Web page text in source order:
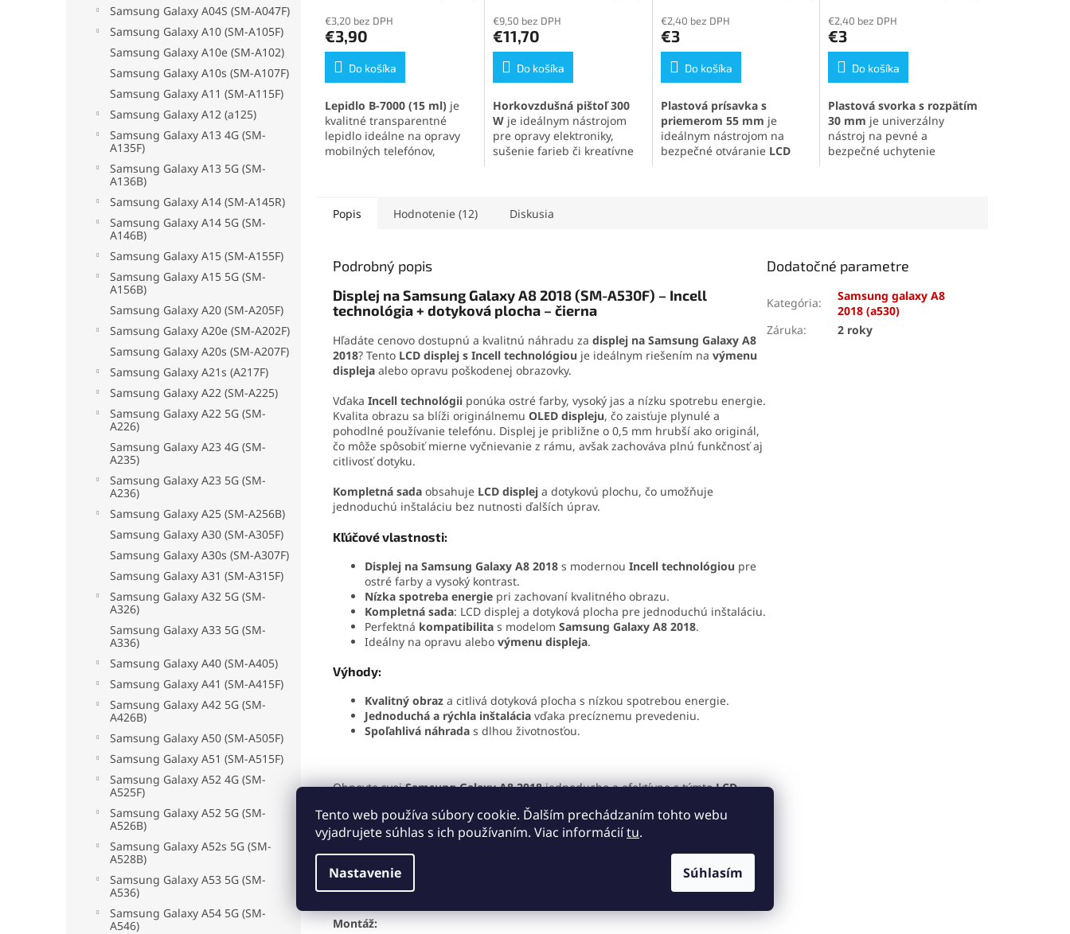
Tento web používa súbory cookie. Ďalším prechádzaním tohto webu
vyjadrujete súhlas s ich používaním. Viac informáciítu.
Nastavenie Súhlasím
Samsung Galaxy A04S (SM-A047F)
Samsung Galaxy A10 (SM-A105F)
Samsung Galaxy A10e (SM-A102)
Samsung Galaxy A10s (SM-A107F)
Samsung Galaxy A11 (SM-A115F)
Samsung Galaxy A12 (a125)
Samsung Galaxy A13 4G (SM-
A135F)
Samsung Galaxy A13 5G (SM-
A136B)
Samsung Galaxy A14 (SM-A145R)
Samsung Galaxy A14 5G (SM-
A146B)
Samsung Galaxy A15 (SM-A155F)
Samsung Galaxy A15 5G (SM-
A156B)
Samsung Galaxy A20 (SM-A205F)
Samsung Galaxy A20e (SM-A202F)
Samsung Galaxy A20s (SM-A207F)
Samsung Galaxy A21s (A217F)
Samsung Galaxy A22 (SM-A225)
Samsung Galaxy A22 5G (SM-
A226)
Samsung Galaxy A23 4G (SM-
A235)
Samsung Galaxy A23 5G (SM-
A236)
Samsung Galaxy A25 (SM-A256B)
Samsung Galaxy A30 (SM-A305F)
Samsung Galaxy A30s (SM-A307F)
Samsung Galaxy A31 (SM-A315F)
Samsung Galaxy A32 5G (SM-
A326)
Samsung Galaxy A33 5G (SM-
A336)
Samsung Galaxy A40 (SM-A405)
Samsung Galaxy A41 (SM-A415F)
Samsung Galaxy A42 5G (SM-
A426B)
Samsung Galaxy A50 (SM-A505F)
Samsung Galaxy A51 (SM-A515F)
Samsung Galaxy A52 4G (SM-
A525F)
Samsung Galaxy A52 5G (SM-
A526B)
Samsung Galaxy A52s 5G (SM-
A528B)
Samsung Galaxy A53 5G (SM-
A536)
Samsung Galaxy A54 5G (SM-
A546)
produktu
je
5,0
5
hviezdičiek.
€3,20 bez DPH
€3,90
Do košíka
Lepidlo B-7000 (15 ml) je
kvalitné transparentné
lepidlo ideálne na opravy
mobilných telefónov,
odoláva otrasom, vode aj
drobné súčiastky.
produktu
je
4,8
5
hviezdičiek.
€9,50 bez DPH
€11,70
Do košíka
Horkovzdušná pištoľ 300
Wje ideálnym nástrojom
pre opravy elektroniky,
sušenie farieb či kreatívne
pripravená na použitie. Je
produktu
je
5,0
5
hviezdičiek.
€2,40 bez DPH
€3
Do košíka
Plastová prísavka s
priemerom 55 mm je
ideálnym nástrojom na
bezpečné otváranie LCD
jednoduchú manipuláciu.
produktu
je
5,0
5
hviezdičiek.
€2,40 bez DPH
€3
Do košíka
Plastová svorka s rozpätím
30 mm je univerzálny
nástroj na pevné a
bezpečné uchytenie
rukoväť zaisťujú pohodlné a
Popis Hodnotenie (12) Diskusia
Podrobný popis
Displej na Samsung Galaxy A8 2018 (SM-A530F) – Incell
technológia + dotyková plocha – čierna
Hľadáte cenovo dostupnú a kvalitnú náhradu za displej na Samsung Galaxy A8
2018? Tento LCD displej s Incell technológiou je ideálnym riešením na výmenu
displeja alebo opravu poškodenej obrazovky.
Vďaka Incell technológii ponúka ostré farby, vysoký jas a nízku spotrebu energie.
Kvalita obrazu sa blíži originálnemu OLED displeju, čo zaisťuje plynulé a
pohodlné používanie telefónu. Displej je približne o 0,5 mm hrubší ako originál,
čo môže spôsobiť mierne vyčnievanie z rámu, avšak zachováva plnú funkčnosť aj
citlivosť dotyku.
Kompletná sada obsahuje LCD displej a dotykovú plochu, čo umožňuje
jednoduchú inštaláciu bez nutnosti ďalších úprav.
Kľúčové vlastnosti:
Displej na Samsung Galaxy A8 2018 s modernou Incell technológiou pre
ostré farby a vysoký kontrast.
Nízka spotreba energie pri zachovaní kvalitného obrazu.
Kompletná sada: LCD displej a dotyková plocha pre jednoduchú inštaláciu.
Perfektná kompatibilita s modelom Samsung Galaxy A8 2018.
Ideálny na opravu alebo výmenu displeja.
Výhody:
Kvalitný obraz a citlivá dotyková plocha s nízkou spotrebou energie.
Jednoduchá a rýchla inštalácia vďaka precíznemu prevedeniu.
Spoľahlivá náhrada s dlhou životnosťou.
Obnovte svojSamsung Galaxy A8 2018jednoducho a efektívne s týmtoLCD
vychutnajte si prvotriedny obraz za dostupnú cenu!
Montáž:
Dodatočné parametre
Kategória:
Samsung galaxy A8
2018 (a530)
Záruka: 2 roky